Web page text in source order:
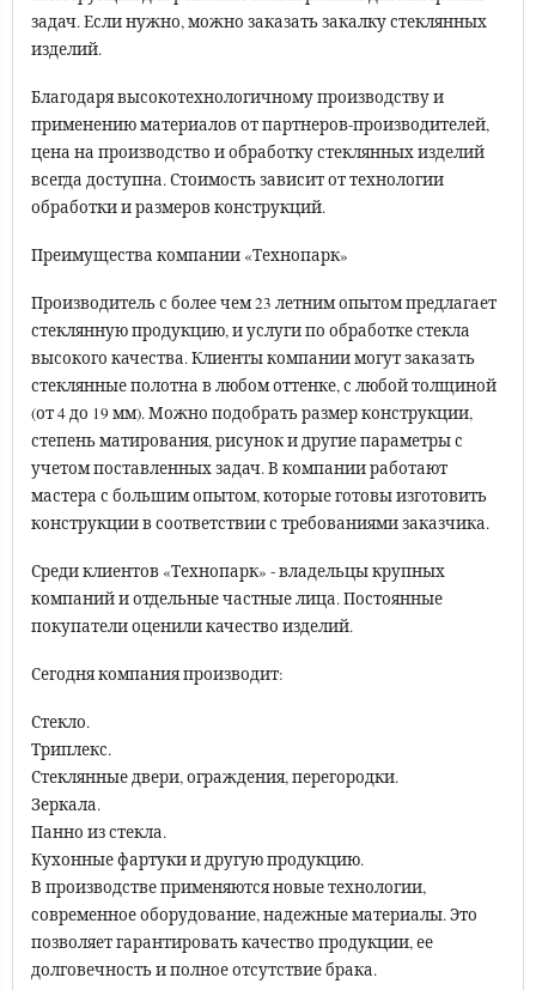
задач. Если нужно, можно заказать закалку стеклянных
изделий.
Благодаря высокотехнологичному производству и
применению материалов от партнеров-производителей,
цена на производство и обработку стеклянных изделий
всегда доступна. Стоимость зависит от технологии
обработки и размеров конструкций.
Преимущества компании «Технопарк»
Производитель с более чем 23 летним опытом предлагает
стеклянную продукцию, и услуги по обработке стекла
высокого качества. Клиенты компании могут заказать
стеклянные полотна в любом оттенке, с любой толщиной
(от 4 до 19 мм). Можно подобрать размер конструкции,
степень матирования, рисунок и другие параметры с
учетом поставленных задач. В компании работают
мастера с большим опытом, которые готовы изготовить
конструкции в соответствии с требованиями заказчика.
Среди клиентов «Технопарк» - владельцы крупных
компаний и отдельные частные лица. Постоянные
покупатели оценили качество изделий.
Сегодня компания производит:
Стекло.
Триплекс.
Стеклянные двери, ограждения, перегородки.
Зеркала.
Панно из стекла.
Кухонные фартуки и другую продукцию.
В производстве применяются новые технологии,
современное оборудование, надежные материалы. Это
позволяет гарантировать качество продукции, ее
долговечность и полное отсутствие брака.